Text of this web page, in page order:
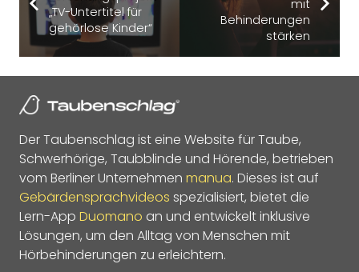
„TV-Untertitel für
gehörlose Kinder“
mit
Behinderungen
stärken
Der Taubenschlag ist eine Website für Taube,
Schwerhörige, Taubblinde und Hörende, betrieben
vom Berliner Unternehmen manua. Dieses ist auf
Gebärdensprachvideos spezialisiert, bietet die
Lern-App Duomano an und entwickelt inklusive
Lösungen, um den Alltag von Menschen mit
Hörbehinderungen zu erleichtern.